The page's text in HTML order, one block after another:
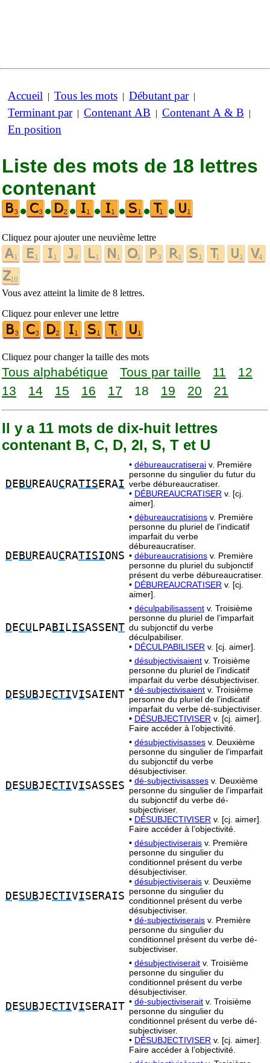
Accueil | Tous les mots | Débutant par|
Terminant par| Contenant AB | Contenant A & B |
En position
Liste des mots de 18 lettres
contenant
•
• • • • • •
Cliquez pour ajouter une neuvième lettre
Vous avez atteint la limite de 8 lettres.
Cliquez pour enlever une lettre
Cliquez pour changer la taille des mots
Tous alphabétique Tous par taille 11
12
13
14 15 16 17 18 19 20 21
Il y a 11 mots de dix-huit lettres
contenant B, C, D, 2I, S, T et U
D E BU REAUC RATIS ERAI
• débureaucratiserai v. Première
personne du singulier du futur du
verbe débureaucratiser.
• DÉBUREAUCRATISER v. [cj.
aimer].
D E BU REAUC RATISIONS
• débureaucratisions v. Première
personne du pluriel de l’indicatif
imparfait du verbe
débureaucratiser.
• débureaucratisions v. Première
personne du pluriel du subjonctif
présent du verbe débureaucratiser.
• DÉBUREAUCRATISER v. [cj.
aimer].
D ECU LPABI LISASSENT
• déculpabilisassent v. Troisième
personne du pluriel de l’imparfait
du subjonctif du verbe
déculpabiliser.
• DÉCULPABILISER v. [cj. aimer].
D ESUBJECTIVISAIENT
• désubjectivisaient v. Troisième
personne du pluriel de l’indicatif
imparfait du verbe désubjectiviser.
• dé-subjectivisaient v. Troisième
personne du pluriel de l’indicatif
imparfait du verbe dé-subjectiviser.
• DÉSUBJECTIVISER v. [cj. aimer].
Faire accéder à l’objectivité.
D ESUBJECTIVISASSES
• désubjectivisasses v. Deuxième
personne du singulier de l’imparfait
du subjonctif du verbe
désubjectiviser.
• dé-subjectivisasses v. Deuxième
personne du singulier de l’imparfait
du subjonctif du verbe dé-
subjectiviser.
• DÉSUBJECTIVISER v. [cj. aimer].
Faire accéder à l’objectivité.
D ESUBJECTIVISERAIS
• désubjectiviserais v. Première
personne du singulier du
conditionnel présent du verbe
désubjectiviser.
• désubjectiviserais v. Deuxième
personne du singulier du
conditionnel présent du verbe
désubjectiviser.
• dé-subjectiviserais v. Première
personne du singulier du
conditionnel présent du verbe dé-
subjectiviser.
D ESUBJECTIVISERAIT
• désubjectiviserait v. Troisième
personne du singulier du
conditionnel présent du verbe
désubjectiviser.
• dé-subjectiviserait v. Troisième
personne du singulier du
conditionnel présent du verbe dé-
subjectiviser.
• DÉSUBJECTIVISER v. [cj. aimer].
Faire accéder à l’objectivité.